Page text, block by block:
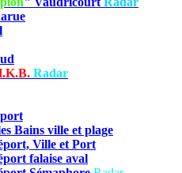
Radar
Bains ville et plage
Ville et Port
falaise aval